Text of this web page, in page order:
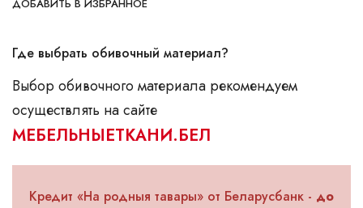
ДОБАВИТЬ В ИЗБРАННОЕ
Где выбрать обивочный материал?
Выбор обивочного материала рекомендуем
осуществлять на сайте
МЕБЕЛЬНЫЕТКАНИ.БЕЛ
Кредит «На родныя тавары» от Беларусбанк - до